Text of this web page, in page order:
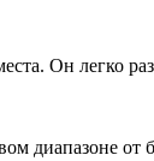
Он легко
диапазоне от